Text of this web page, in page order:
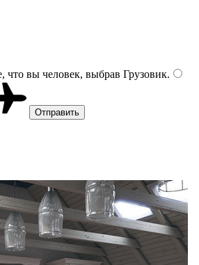
что вы человек, выбрав Грузовик.